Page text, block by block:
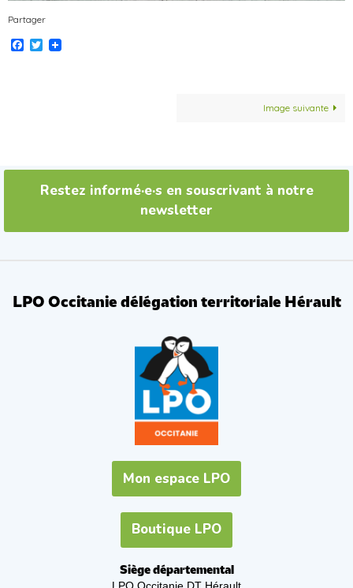
Partager
Facebook
Twitter
Image suivante
Restez informé·e·s en souscrivant à notre
newsletter
LPO Occitanie délégation territoriale Hérault
Mon espace LPO
Boutique LPO
Siège départemental